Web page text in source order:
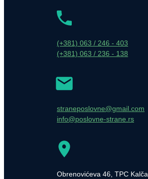
(+381) 063 / 246 - 403
(+381) 063 / 236 - 138
straneposlovne@gmail.com
info@poslovne-strane.rs
Obrenovićeva 46, TPC Kalča,